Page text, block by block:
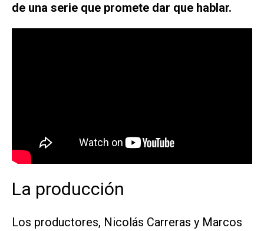
de una serie que promete dar que hablar.
La producción
Los productores, Nicolás Carreras y Marcos